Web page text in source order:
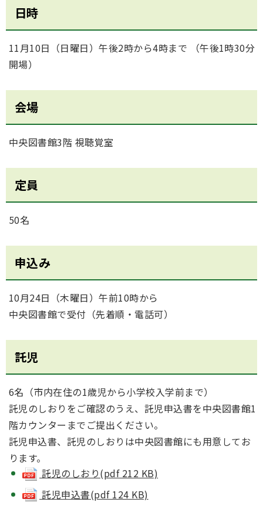
日時
11月10日（日曜日）午後2時から4時まで （午後1時30分
開場）
会場
中央図書館3階 視聴覚室
定員
50名
申込み
10月24日（木曜日）午前10時から
中央図書館で受付（先着順・電話可）
託児
6名（市内在住の1歳児から小学校入学前まで）
託児のしおりをご確認のうえ、託児申込書を中央図書館1
階カウンターまでご提出ください。
託児申込書、託児のしおりは中央図書館にも用意してお
ります。
託児のしおり(pdf 212 KB)
託児申込書(pdf 124 KB)